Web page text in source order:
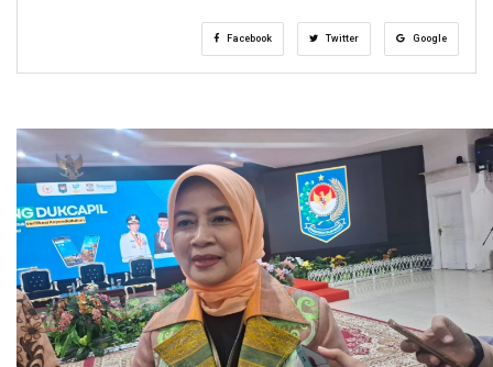
Facebook Twitter Google